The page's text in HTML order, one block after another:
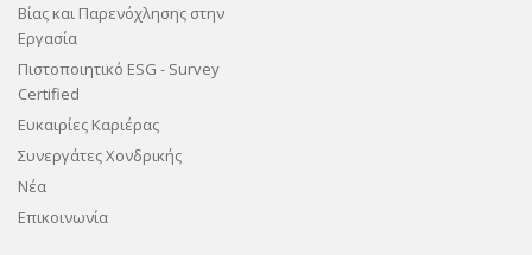
Βίας και Παρενόχλησης στην
Εργασία
Πιστοποιητικό ESG - Survey
Certified
Ευκαιρίες Καριέρας
Συνεργάτες Χονδρικής
Νέα
Επικοινωνία